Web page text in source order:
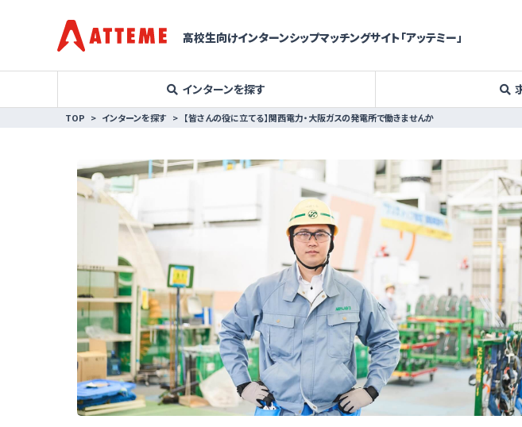
高校生向けインターンシップマッチングサイト「アッテミー」
インターンを探す
TOP インターンを探す 【皆さんの役に立てる】関西電力・大阪ガスの発電所で働きませんか